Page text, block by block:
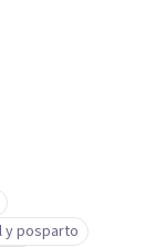
y posparto